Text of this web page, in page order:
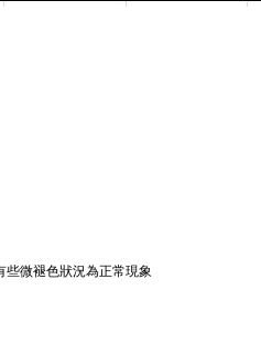
微褪色狀況為正常現象